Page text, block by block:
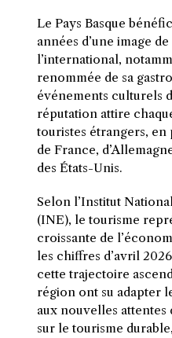
Le Pays Basque
années d’une image
l’international,
renommée de sa
événements culturels
réputation attire
touristes étrangers,
de France,
des États-Unis.
Selon l’Institut
(INE), le tourisme
croissante de
les chiffres d’avril
cette trajectoire
région ont su adapter
aux nouvelles attentes
sur le tourisme